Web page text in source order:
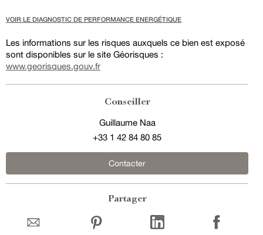
VOIR LE DIAGNOSTIC DE PERFORMANCE ENERGÉTIQUE
Les informations sur les risques auxquels ce bien est exposé
sont disponibles sur le site Géorisques :
www.georisques.gouv.fr
Conseiller
Guillaume Naa
+33 1 42 84 80 85
Contacter
Partager